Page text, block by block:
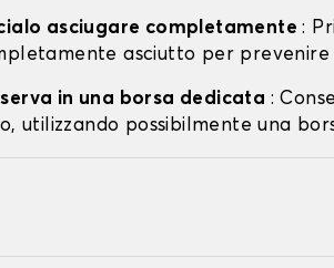
asciugare completamente:
asciutto per
in una borsa dedicata :
utilizzando possibilmente una